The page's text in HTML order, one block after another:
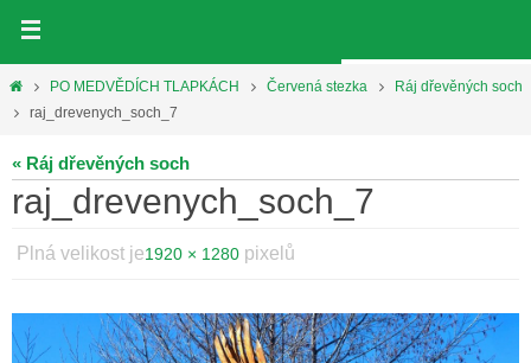
obsahHomePO MEDVĚDÍCH TLAPKÁCH Červená stezka
Ráj dřevěných soch
raj_drevenych_soch_7
« Ráj dřevěných soch
raj_drevenych_soch_7
Plná velikost je1920 × 1280 pixelů